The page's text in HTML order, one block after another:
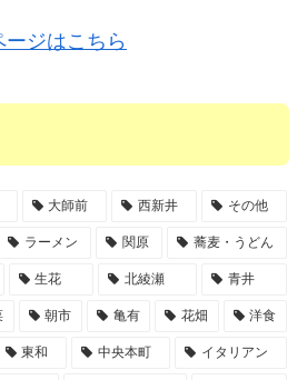
ジはこちら
大師前 西新井 その他
ラーメン 関原 蕎麦・うどん
生花 北綾瀬 青井
朝市 亀有 花畑 洋食
東和 中央本町 イタリアン